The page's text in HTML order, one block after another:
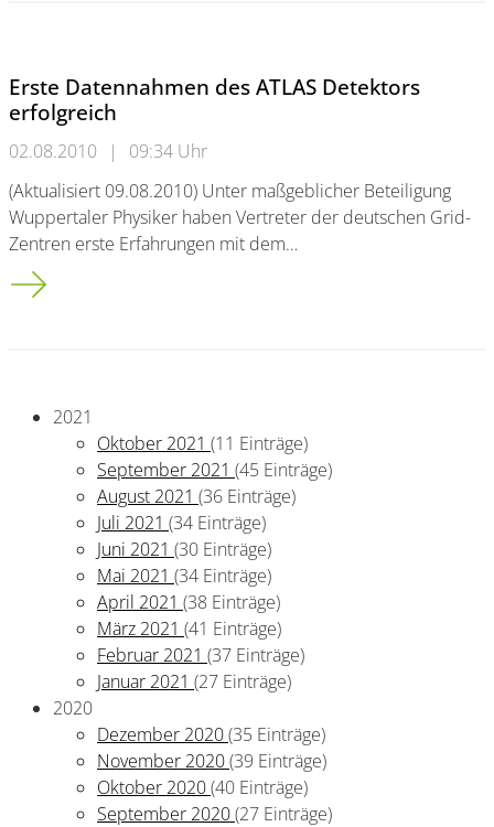
Erste Datennahmen des ATLAS Detektors
erfolgreich
02.08.2010 |
09:34 Uhr
(Aktualisiert 09.08.2010) Unter maßgeblicher Beteiligung
Wuppertaler Physiker haben Vertreter der deutschen Grid-
Zentren erste Erfahrungen mit dem…
Erste Datennahmen des ATLAS Detektors erfolgreich
2021
Oktober 2021 (11 Einträge)
September 2021 (45 Einträge)
August 2021 (36 Einträge)
Juli 2021 (34 Einträge)
Juni 2021 (30 Einträge)
Mai 2021 (34 Einträge)
April 2021 (38 Einträge)
März 2021 (41 Einträge)
Februar 2021 (37 Einträge)
Januar 2021 (27 Einträge)
2020
Dezember 2020(35 Einträge)
November 2020(39 Einträge)
Oktober 2020(40 Einträge)
September 2020(27 Einträge)